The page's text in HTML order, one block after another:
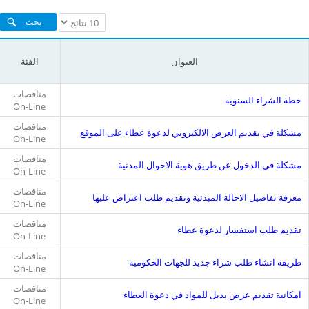
list
العنوان الفئة
خطة الشراء السنوية
مناقصات
On-Line
مشكلة في تقديم العرض الالكتروني لدعوة عطاء على الموقع
مناقصات
On-Line
مشكلة في الدخول عن طريق هوية الاحوال المدنية
مناقصات
On-Line
معرفة تفاصيل الاحالة المبدئية وتقديم طلب اعتراض عليها
مناقصات
On-Line
تقديم طلب استفسار لدعوة عطاء
مناقصات
On-Line
طريقة انشاء طلب شراء جديد للجهات الحكومية
مناقصات
On-Line
امكانية تقديم عرض بديل للمواد في دعوة العطاء
مناقصات
On-Line